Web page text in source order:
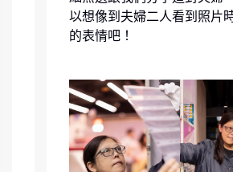
以想像到夫婦二人看到照片
的表情吧！